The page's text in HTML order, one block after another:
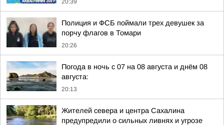
20:39
Полиция и ФСБ поймали трех девушек за
порчу флагов в Томари
20:26
Погода в ночь с 07 на 08 августа и днём 08
августа:
20:13
Жителей севера и центра Сахалина
предупредили о сильных ливнях и угрозе